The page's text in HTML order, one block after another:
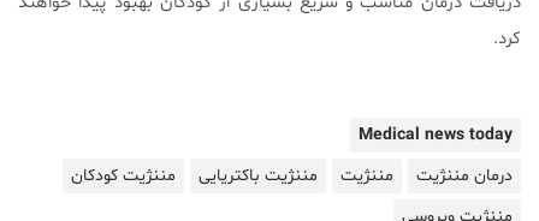
کرد.
Medical news today
درمان مننژیت
مننژیت مننژیت باکتریایی
مننژیت کودکان